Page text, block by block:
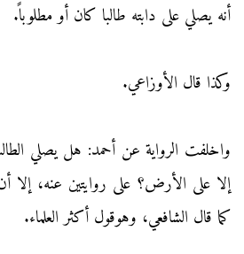
أنه يصلي على دابته طالبا كان أو مطلوباً.
وكذا قال الأوزاعي.
واخلفت الرواية عن أحمد: هل يصلي
إلا على الأرض؟ على روايتين عنه، إلا
كما قال الشافعي، وهوقول أكثر العلماء.